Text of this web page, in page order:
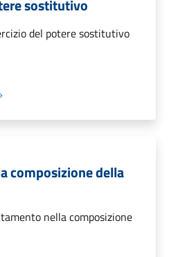
sostitutivo
del potere sostitutivo
composizione della
nella composizione